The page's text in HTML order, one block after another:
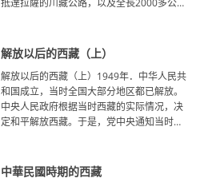
抵達拉薩的川藏公路，以及全長2000多公里
解放以后的西藏（上）
解放以后的西藏（上）1949年．中华人民共
和国成立，当时全国大部分地区都已解放。
中央人民政府根据当时西藏的实际情况，决
定和平解放西藏。于是，党中央通知当时的
中華民國時期的西藏